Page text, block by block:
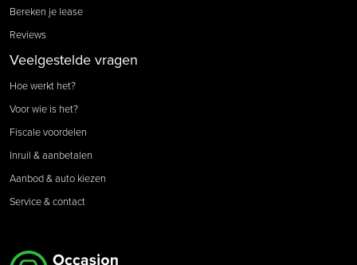
Bereken je lease
Reviews
Veelgestelde vragen
Hoe werkt het?
Voor wie is het?
Fiscale voordelen
Inruil & aanbetalen
Aanbod & auto kiezen
Service & contact